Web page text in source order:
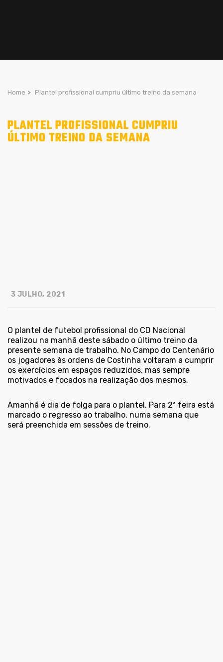
Home > Plantel profissional cumpriu último treino da semana
PLANTEL PROFISSIONAL CUMPRIU
ÚLTIMO TREINO DA SEMANA
3 JULHO, 2021
O plantel de futebol profissional do CD Nacional
realizou na manhã deste sábado o último treino da
presente semana de trabalho. No Campo do Centenário
os jogadores às ordens de Costinha voltaram a cumprir
os exercícios em espaços reduzidos, mas sempre
motivados e focados na realização dos mesmos.
Amanhã é dia de folga para o plantel. Para 2ª feira está
marcado o regresso ao trabalho, numa semana que
será preenchida em sessões de treino.